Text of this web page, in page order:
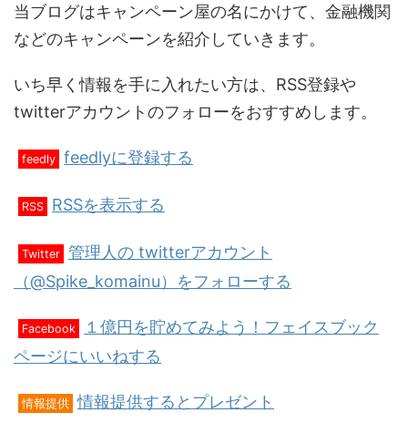
当ブログはキャンペーン屋の名にかけて、金融機関
などのキャンペーンを紹介していきます。
いち早く情報を手に入れたい方は、RSS登録や
twitterアカウントのフォローをおすすめします。
feedly feedlyに登録する
RSS RSSを表示する
Twitter 管理人の twitterアカウント
（@Spike_komainu）をフォローする
Facebook
１億円を貯めてみよう！フェイスブック
ページにいいねする
情報提供 情報提供するとプレゼント